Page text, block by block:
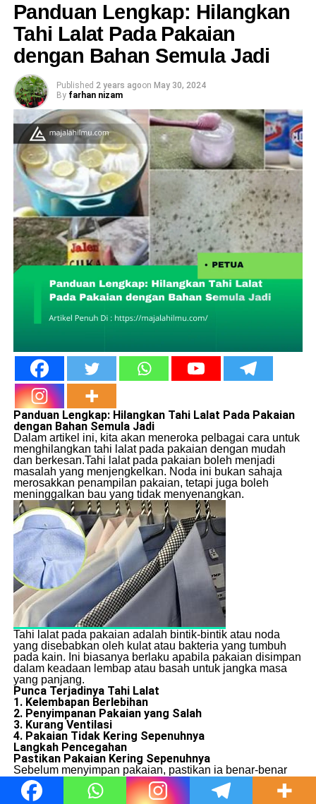
Panduan Lengkap: Hilangkan
Tahi Lalat Pada Pakaian
dengan Bahan Semula Jadi
Published 2 years agoon May 30, 2024
By farhan nizam
Panduan Lengkap: Hilangkan Tahi Lalat Pada Pakaian
dengan Bahan Semula Jadi
Dalam artikel ini, kita akan meneroka pelbagai cara untuk
menghilangkan tahi lalat pada pakaian dengan mudah
dan berkesan.Tahi lalat pada pakaian boleh menjadi
masalah yang menjengkelkan. Noda ini bukan sahaja
merosakkan penampilan pakaian, tetapi juga boleh
meninggalkan bau yang tidak menyenangkan.
Tahi lalat pada pakaian adalah bintik-bintik atau noda
yang disebabkan oleh kulat atau bakteria yang tumbuh
pada kain. Ini biasanya berlaku apabila pakaian disimpan
dalam keadaan lembap atau basah untuk jangka masa
yang panjang.
Punca Terjadinya Tahi Lalat
1. Kelembapan Berlebihan
2. Penyimpanan Pakaian yang Salah
3. Kurang Ventilasi
4. Pakaian Tidak Kering Sepenuhnya
Langkah Pencegahan
Pastikan Pakaian Kering Sepenuhnya
Sebelum menyimpan pakaian, pastikan ia benar-benar
kering. Kelembapan adalah punca utama pertumbuhan
kulat dan bakteria.